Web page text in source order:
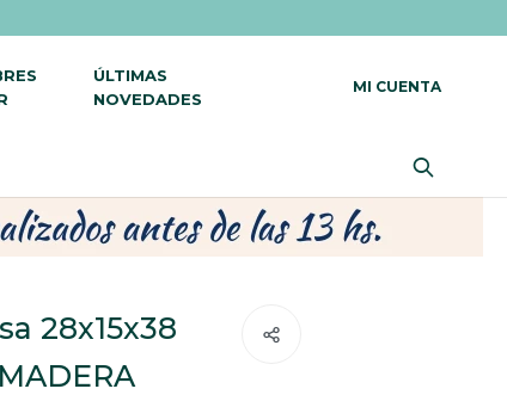
ÚLTIMAS
NOVEDADES
28x15x38